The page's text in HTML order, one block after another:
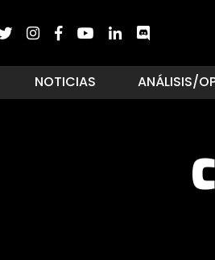
NOTICIAS ANÁLISIS/